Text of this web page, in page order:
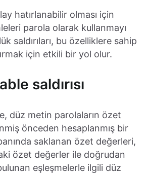
hatırlanabilir olması için
parola olarak kullanmayı
saldırıları, bu özelliklere sahip
için etkili bir yol olur.
saldırısı
düz metin parolaların özet
önceden hesaplanmış bir
saklanan özet değerleri,
özet değerler ile doğrudan
eşleşmelerle ilgili düz